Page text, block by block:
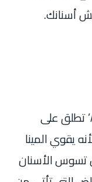
أسنانك.
الجمعية الأمريكية لطب الأسنان ‘AdA’ تطلق على
يقوي المينا
تسوس الأسنان